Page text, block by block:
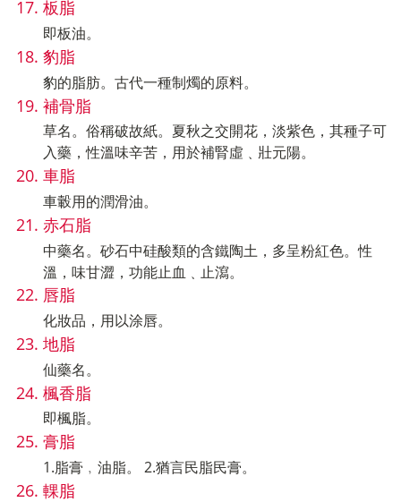
板脂
即板油。
豹脂
豹的脂肪。古代一種制燭的原料。
補骨脂
草名。俗稱破故紙。夏秋之交開花，淡紫色，其種子可
入藥，性溫味辛苦，用於補腎虛﹑壯元陽。
車脂
車轂用的潤滑油。
赤石脂
中藥名。砂石中硅酸類的含鐵陶土，多呈粉紅色。性
溫，味甘澀，功能止血﹑止瀉。
唇脂
化妝品，用以涂唇。
地脂
仙藥名。
楓香脂
即楓脂。
膏脂
1.脂膏﹐油脂。 2.猶言民脂民膏。
輠脂